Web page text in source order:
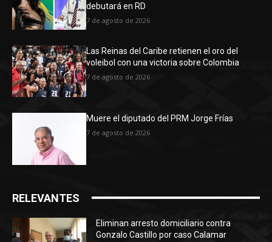
debutará en RD
7 de agosto de 2026
Las Reinas del Caribe retienen el oro del
voleibol con una victoria sobre Colombia
7 de agosto de 2026
Muere el diputado del PRM Jorge Frías
7 de agosto de 2026
RELEVANTES
Eliminan arresto domiciliario contra
Gonzalo Castillo por caso Calamar